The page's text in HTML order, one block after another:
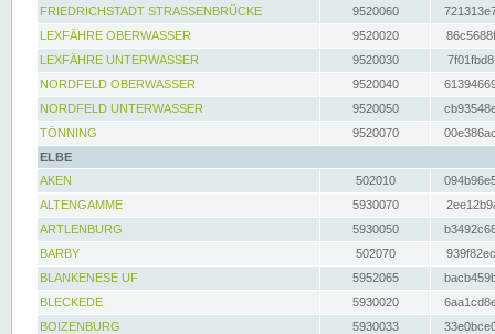
FRIEDRICHSTADT STRASSENBRÜCKE
9520060
LEXFÄHRE OBERWASSER
9520020
LEXFÄHRE UNTERWASSER
9520030
NORDFELD OBERWASSER
9520040
NORDFELD UNTERWASSER
9520050
TÖNNING
9520070
ELBE
AKEN
502010
ALTENGAMME
5930070
ARTLENBURG
5930050
BARBY
502070
BLANKENESE UF
5952065
BLECKEDE
5930020
BOIZENBURG
5930033